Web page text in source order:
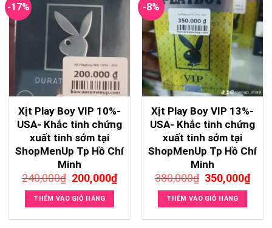
-17%
Xịt Play Boy VIP 10%-
USA- Khắc tinh chứng
xuất tinh sớm tại
ShopMenUp Tp Hồ Chí
Minh
240,000₫ Giá
gốc
là:
240,000₫.
200,000₫Giá
200,000₫.
THÊM VÀO GIỎ HÀNG
-8%
Xịt Play Boy VIP 13%-
USA- Khắc tinh chứng
xuất tinh sớm tại
ShopMenUp Tp Hồ Chí
Minh
380,000₫ Giá
gốc
là:
380,000₫.
350,000₫Giá
THÊM VÀO GIỎ HÀNG